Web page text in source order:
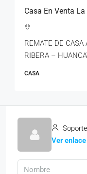
Casa En Venta
REMATE DE CASA
RIBERA –
CASA
Soporte
Ver